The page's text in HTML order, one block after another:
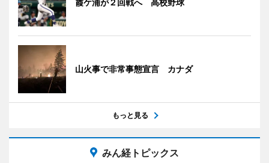
山火事で非常事態宣言 カナダ
もっと見る
みん経トピックス